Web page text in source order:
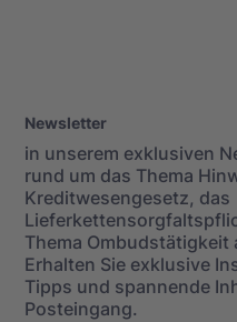
Newsletter
in unserem exklusiven
rund um das Thema
Kreditwesengesetz, das
Thema Ombudstätigkeit
Erhalten Sie exklusive
Tipps und spannende
Posteingang.